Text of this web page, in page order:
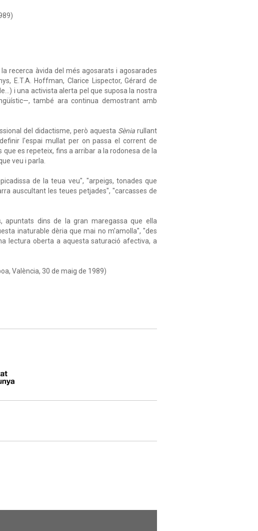
recerca àvida del més agosarats i agosarades
E.T.A. Hoffman, Clarice Lispector, Gérard de
i una activista alerta pel que suposa la nostra
també ara continua demostrant amb
del didactisme, però aquesta Sènia rullant
l'espai mullat per on passa el corrent de
es repeteix, fins a arribar a la rodonesa de la
veu i parla.
de la teua veu", "arpeigs, tonades que
auscultant les teues petjades", "carcasses de
apuntats dins de la gran maregassa que ella
inaturable dèria que mai no m'amolla", "des
lectura oberta a aquesta saturació afectiva, a
València, 30 de maig de 1989)